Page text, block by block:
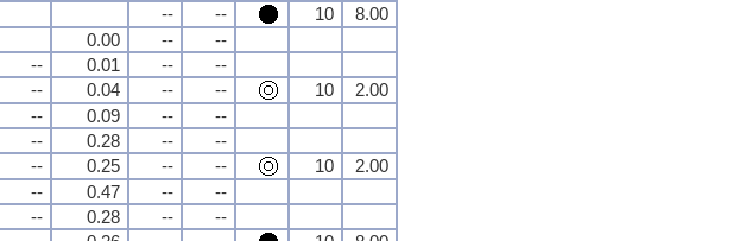
-- -- 10
8.00
0.00 --
--
-- 0.01 --
--
-- 0.04 -- -- 10
2.00
-- 0.09 --
--
-- 0.28 --
--
-- 0.25 -- -- 10
2.00
-- 0.47 --
--
-- 0.28 --
--